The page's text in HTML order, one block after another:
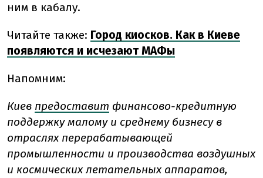
ним в кабалу.
Читайте также: Город киосков. Как в Киеве
появляются и исчезают МАФы
Напомним:
Киев предоставит финансово-кредитную
поддержку малому и среднему бизнесу в
отраслях перерабатывающей
промышленности и производства воздушных
и космических летательных аппаратов,